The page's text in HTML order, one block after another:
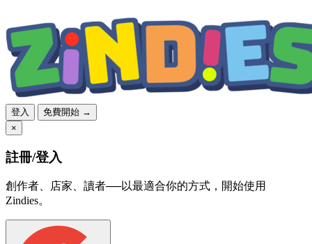
登入
免費開始 →
×
註冊/登入
創作者、店家、讀者──以最適合你的方式，開始使用
Zindies。